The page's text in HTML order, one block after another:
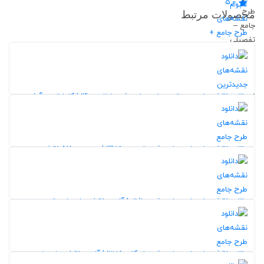
20%
5,0
محصولات مرتبط
29%
دانلود نقشه‌های جدیدترین طرح جامع شهر ایلام 1400 | کامل‌ترین آرشیو
7
دانلود نقشه‌های طرح جامع شهر ارومیه ۱۳۸۹ | مجموعه ۵۷ نقشه
تخصصی شهری
247
5,0
دانلود نقشه‌های طرح جامع شهر بافق | آلبوم نقشه‌های طرح توسعه و
عمران (جامع) شهر بافق
198
5,0
دانلود نقشه‌های طرح جامع شهر اردکان 1386 | آلبوم نقشه‌های طرح